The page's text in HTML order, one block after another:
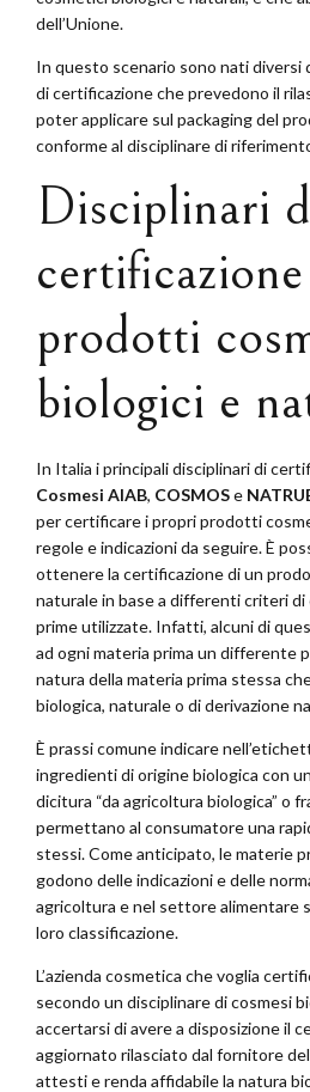
dell’Unione.
In questo scenario sono nati diversi
di certificazione che prevedono il
poter applicare sul packaging del
conforme al disciplinare di
Disciplinari
prodotti
biologici e
In Italia i principali disciplinari di
Cosmesi AIAB, COSMOSe
per certificare i propri prodotti
regole e indicazioni da seguire. È
ottenere la certificazione di un
naturale in base a differenti criteri di
prime utilizzate. Infatti, alcuni di
ad ogni materia prima un differente
natura della materia prima stessa
biologica, naturale o di derivazione
È prassi comune indicare
ingredienti di origine biologica con
dicitura “da agricoltura biologica” o
permettano al consumatore una
stessi. Come anticipato, le materie
godono delle indicazioni e delle
agricoltura e nel settore alimentare
loro classificazione.
L’azienda cosmetica che voglia
secondo un disciplinare di cosmesi
accertarsi di avere a disposizione il
aggiornato rilasciato dal fornitore
attesti e renda affidabile la natura